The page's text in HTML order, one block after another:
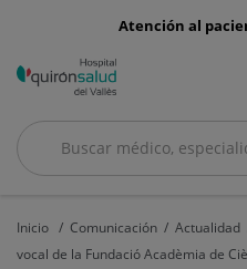
menu-
Atención al
Buscar
Buscar
Inicio Comunicación Actualidad
vocal de la Fundació Acadèmia de